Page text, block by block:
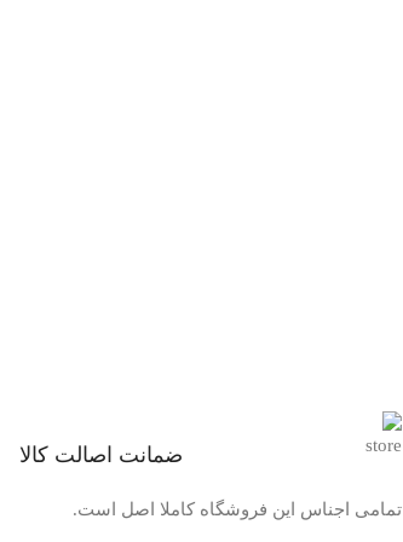
ضمانت اصالت کالا
تمامی اجناس این فروشگاه کاملا اصل است.